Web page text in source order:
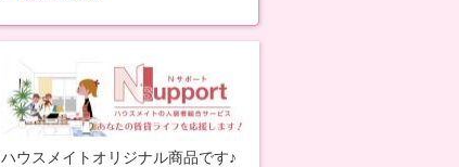
ハウスメイトオリジナル商品です♪